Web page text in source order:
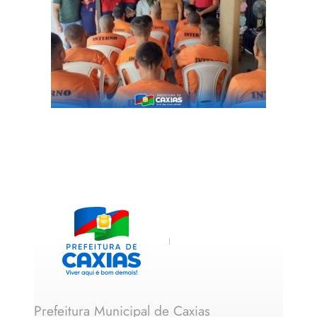
Prefeitura Municipal de Caxias